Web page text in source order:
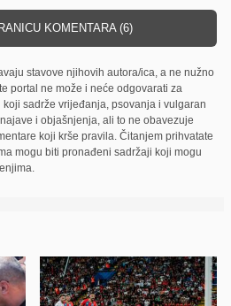
KOMENTARA (6)
stavove njihovih autora/ica, a ne nužno
portal ne može i neće odgovarati za
sadrže vrijeđanja, psovanja i vulgaran
i objašnjenja, ali to ne obavezuje
koji krše pravila. Čitanjem prihvatate
mogu biti pronađeni sadržaji koji mogu